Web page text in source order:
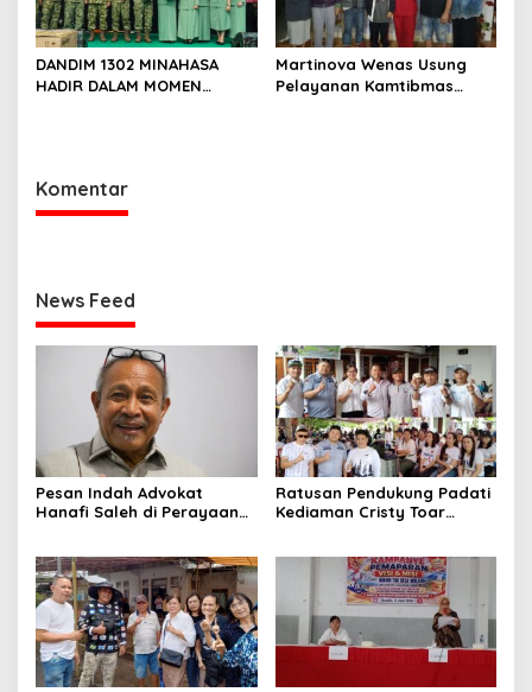
DANDIM 1302 MINAHASA
HADIR DALAM MOMEN
Martinova Wenas Usung
Pelayanan Kamtibmas
Komentar
News Feed
Pesan Indah Advokat
Hanafi Saleh di Perayaan
Ratusan Pendukung Padati
Kediaman Cristy Toar
Calon Hukum Tua
Walantakan